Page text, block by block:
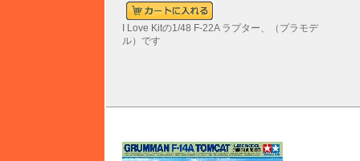
I Love Kitの1/48 F-22A ラプター、（プラモデ
ル）です